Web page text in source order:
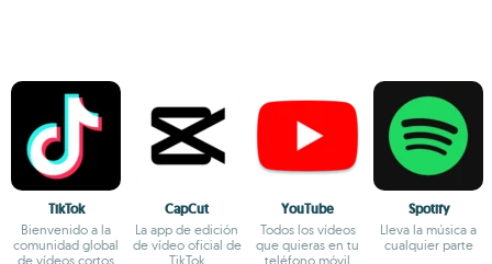
TikTok
Bienvenido a la
comunidad global
de vídeos cortos
CapCut
La app de edición
de vídeo oficial de
TikTok
YouTube
Todos los vídeos
que quieras en tu
teléfono móvil
Spotify
Lleva la música a
cualquier parte